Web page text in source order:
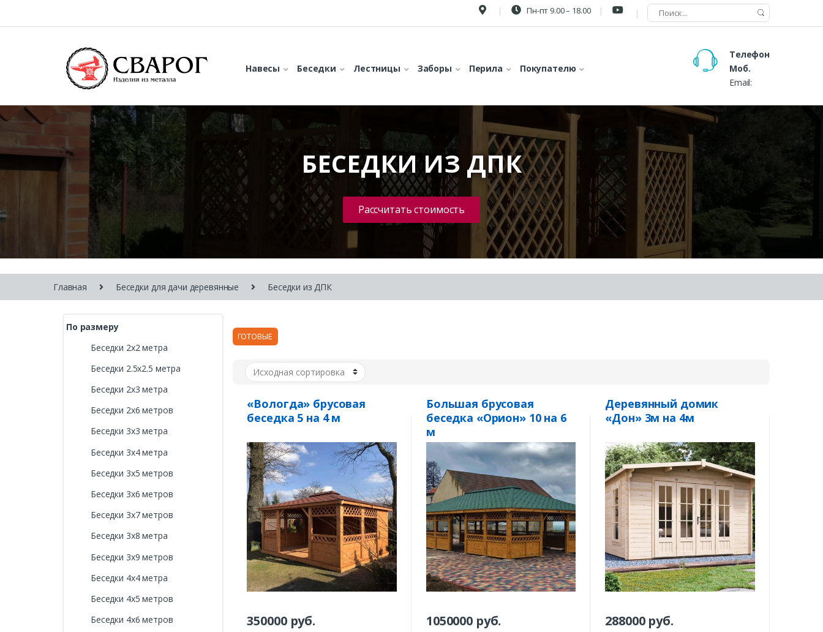
Пн-пт 9.00 – 18.00
Навесы Беседки Лестницы Заборы Перила Покупателю
Телефон
Моб.
Email:
БЕСЕДКИ ИЗ ДПК
Рассчитать стоимость
Главная Беседки для дачи деревянные Беседки из ДПК
ГОТОВЫЕ
«Вологда» брусовая
беседка 5 на 4 м
350000руб.
Большая брусовая
беседка «Орион» 10 на 6
м
1050000 руб.
Деревянный домик
«Дон» 3м на 4м
288000руб.
По размеру
Беседки 2х2 метра
Беседки 2.5х2.5 метра
Беседки 2х3 метра
Беседки 2х6 метров
Беседки 3х3 метра
Беседки 3х4 метра
Беседки 3х5 метров
Беседки 3х6 метров
Беседки 3х7 метров
Беседки 3х8 метра
Беседки 3х9 метров
Беседки 4х4 метра
Беседки 4х5 метров
Беседки 4х6 метров